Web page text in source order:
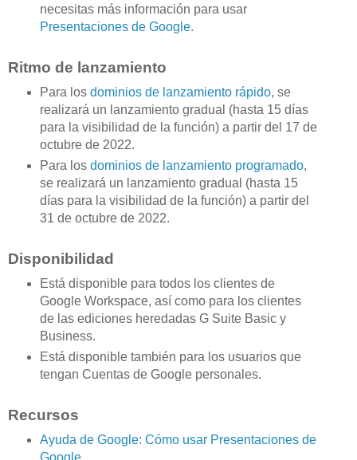
necesitas más información para usar
Presentaciones de Google.
Ritmo de lanzamiento
Para los dominios de lanzamiento rápido, se
realizará un lanzamiento gradual (hasta 15 días
para la visibilidad de la función) a partir del 17 de
octubre de 2022.
Para los dominios de lanzamiento programado,
se realizará un lanzamiento gradual (hasta 15
días para la visibilidad de la función) a partir del
31 de octubre de 2022.
Disponibilidad
Está disponible para todos los clientes de
Google Workspace, así como para los clientes
de las ediciones heredadas G Suite Basic y
Business.
Está disponible también para los usuarios que
tengan Cuentas de Google personales.
Recursos
Ayuda de Google: Cómo usar Presentaciones de
Google